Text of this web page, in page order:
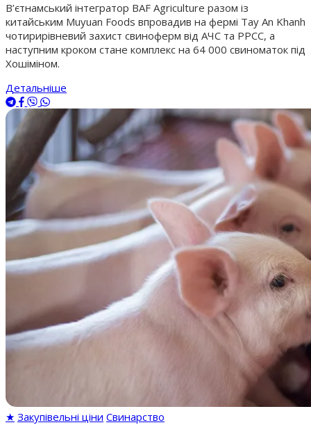
В’єтнамський інтегратор BAF Agriculture разом із
китайським Muyuan Foods впровадив на фермі Tay An Khanh
чотирирівневий захист свиноферм від АЧС та РРСС, а
наступним кроком стане комплекс на 64 000 свиноматок під
Хошіміном.
Детальніше
★ Закупівельні ціни Свинарство